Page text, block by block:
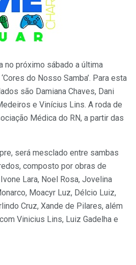
no próximo sábado a última
do Nosso Samba’. Para esta
são Damiana Chaves, Dani
e Vinícius Lins. A roda de
Médica do RN, a partir das
será mesclado entre sambas
composto por obras de
Lara, Noel Rosa, Jovelina
Moacyr Luz, Délcio Luiz,
Cruz, Xande de Pilares, além
Vinicius Lins, Luiz Gadelha e